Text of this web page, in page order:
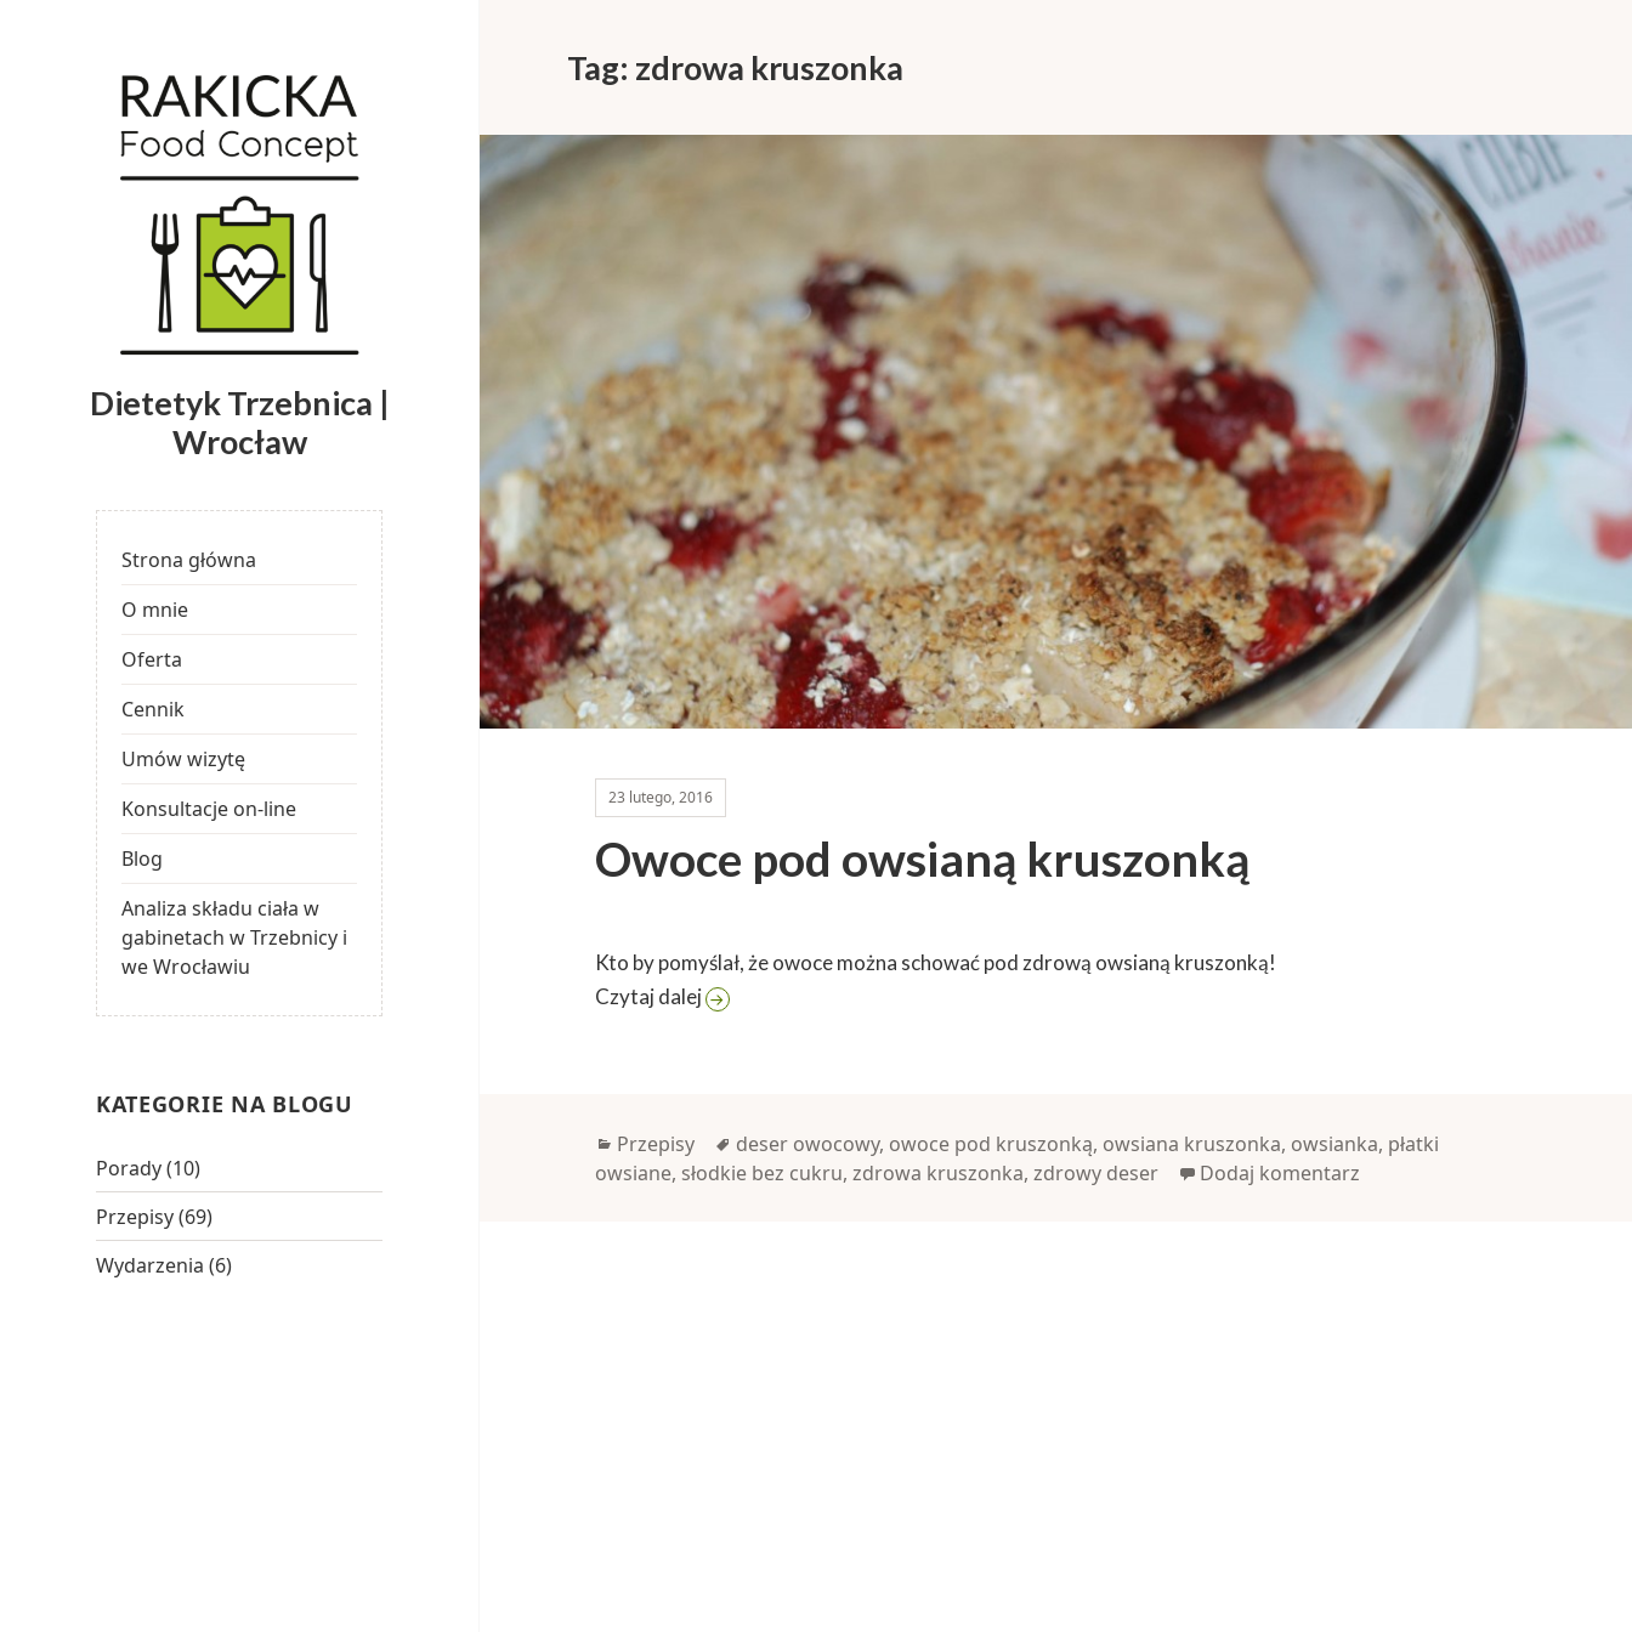
Dietetyk Trzebnica |
Wrocław
Strona główna
O mnie
Oferta
Cennik
Umów wizytę
Konsultacje on-line
Blog
Analiza składu ciała w
gabinetach w Trzebnicy i
we Wrocławiu
KATEGORIE NA BLOGU
Porady(10)
Przepisy(69)
Wydarzenia (6)
Tag: zdrowa kruszonka
23 lutego, 2016
Owoce pod owsianą kruszonką
Kto by pomyślał, że owoce można schować pod zdrową owsianą kruszonką!
Czytaj dalejOwoce pod owsianą kruszonką
Kategorie
Przepisy Tagi
deser owocowy, owoce pod kruszonką, owsiana kruszonka, owsianka, płatki
owsiane, słodkie bez cukru,zdrowa kruszonka,zdrowy deser Dodaj komentarz